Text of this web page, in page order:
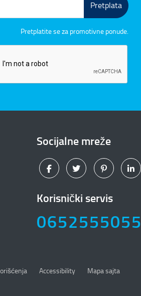
Pretplata
Pretplatite se za promotivne ponude.
Socijalne mreže
Korisnički servis
0652555055
Accessibility
Mapa sajta